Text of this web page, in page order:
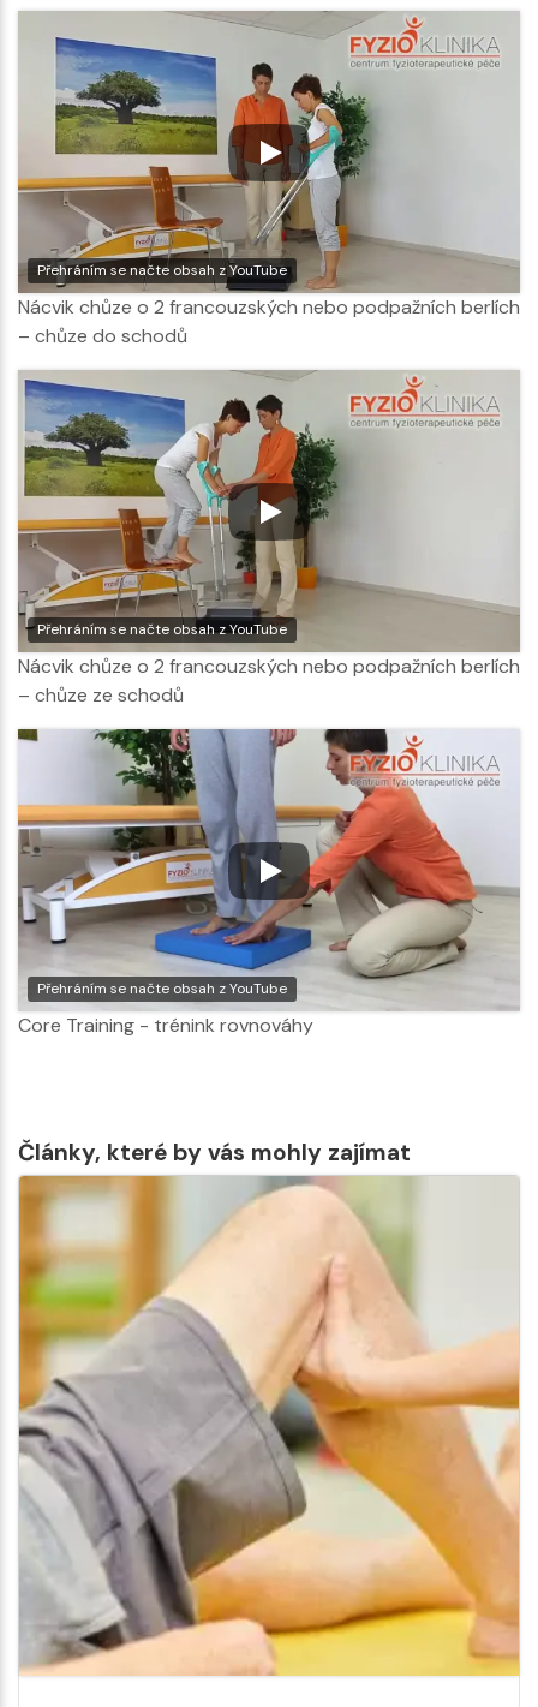
Přehráním se načte obsah z YouTube
Nácvik chůze o 2 francouzských nebo podpažních berlích
– chůze do schodů
Přehráním se načte obsah z YouTube
Nácvik chůze o 2 francouzských nebo podpažních berlích
– chůze ze schodů
Přehráním se načte obsah z YouTube
Core Training - trénink rovnováhy
Články, které by vás mohly zajímat